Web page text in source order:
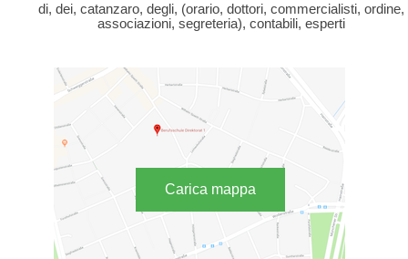
di, dei, catanzaro, degli, (orario, dottori, commercialisti, ordine,
associazioni, segreteria), contabili, esperti
Carica mappa